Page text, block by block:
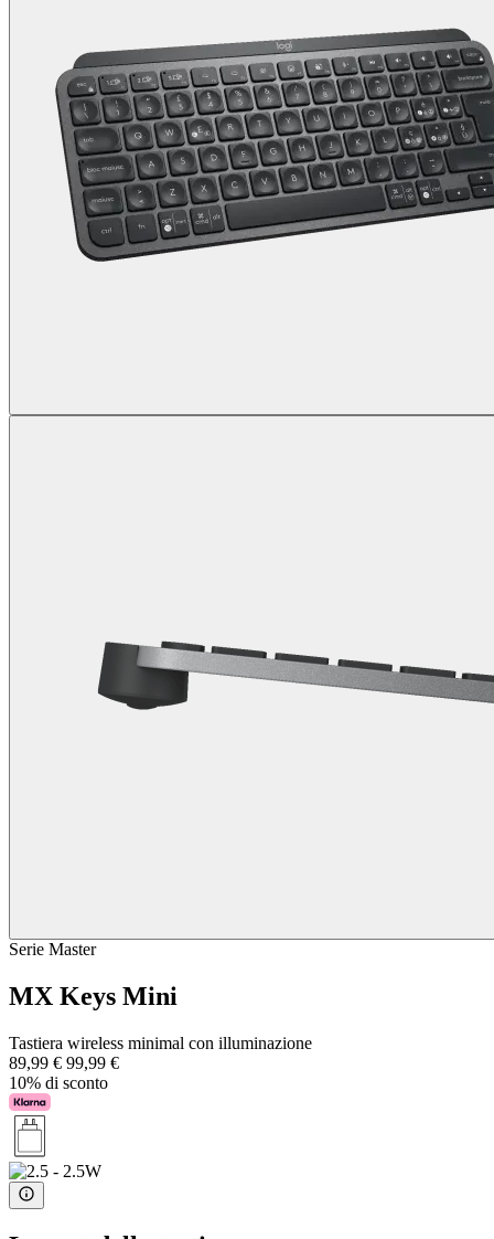
Serie Master
MX Keys Mini
Tastiera wireless minimal con illuminazione
89,99 € 99,99 €
10% di sconto